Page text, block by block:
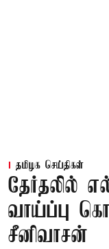
தமிழக செய்திகள்
தேர்தலில்
வாய்ப்பு
சீனிவாசன்